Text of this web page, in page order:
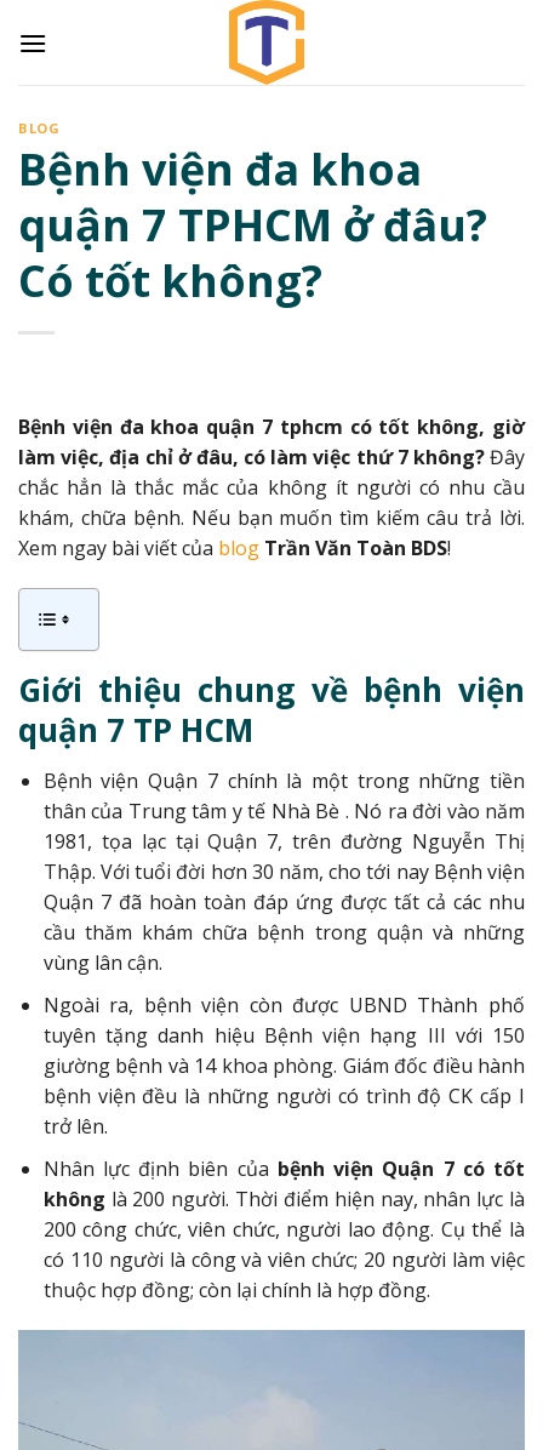
BLOG
Bệnh viện đa khoa
quận 7 TPHCM ở đâu?
Có tốt không?
Bệnh viện đa khoa quận 7 tphcm có tốt không, giờ
làm việc, địa chỉ ở đâu, có làm việc thứ 7 không?Đây
chắc hẳn là thắc mắc của không ít người có nhu cầu
khám, chữa bệnh. Nếu bạn muốn tìm kiếm câu trả lời.
Xem ngay bài viết của blog Trần Văn Toàn BDS!
Giới thiệu chung về bệnh viện
quận 7 TP HCM
Bệnh viện Quận 7 chính là một trong những tiền
thân của Trung tâm y tế Nhà Bè . Nó ra đời vào năm
1981, tọa lạc tại Quận 7, trên đường Nguyễn Thị
Thập. Với tuổi đời hơn 30 năm, cho tới nay Bệnh viện
Quận 7 đã hoàn toàn đáp ứng được tất cả các nhu
cầu thăm khám chữa bệnh trong quận và những
vùng lân cận.
Ngoài ra, bệnh viện còn được UBND Thành phố
tuyên tặng danh hiệu Bệnh viện hạng III với 150
giường bệnh và 14 khoa phòng. Giám đốc điều hành
bệnh viện đều là những người có trình độ CK cấp I
trở lên.
Nhân lực định biên của bệnh viện Quận 7 có tốt
không là 200 người. Thời điểm hiện nay, nhân lực là
200 công chức, viên chức, người lao động. Cụ thể là
có 110 người là công và viên chức; 20 người làm việc
thuộc hợp đồng; còn lại chính là hợp đồng.